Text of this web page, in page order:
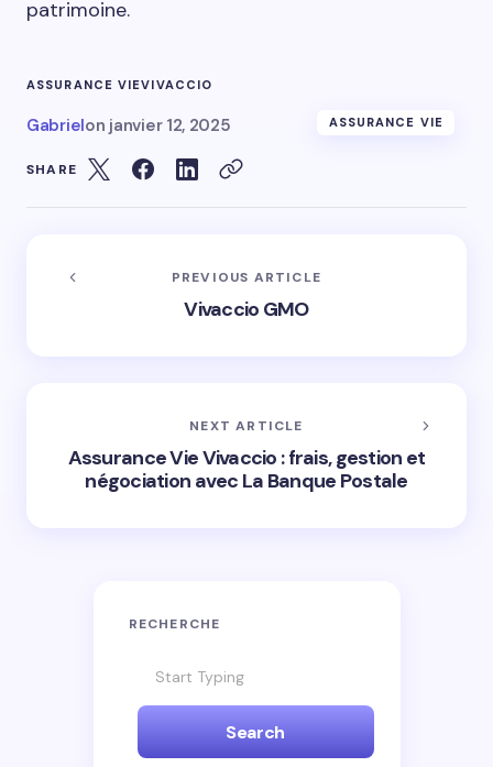
patrimoine.
ASSURANCE VIEVIVACCIO
Gabrielon janvier 12, 2025 ASSURANCE VIE
SHARE
PREVIOUS ARTICLE
Vivaccio GMO
NEXT ARTICLE
Assurance Vie Vivaccio : frais, gestion et
négociation avec La Banque Postale
RECHERCHE
Search